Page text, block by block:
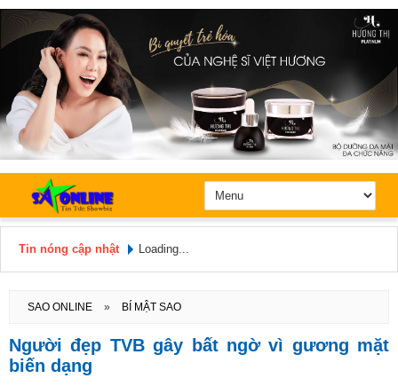
Tin nóng cập nhật Loading...
SAO ONLINE » BÍ MẬT SAO
Người đẹp TVB gây bất ngờ vì gương mặt
biến dạng